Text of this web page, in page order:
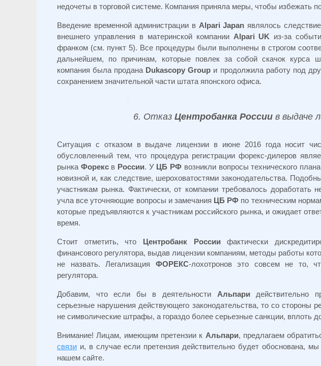
недочеты в торговой системе. Компания приняла меры, чтобы избежать
Введение временной администрации в Alpari Japan являлось
внешнего управления в материнской компании Alpari UK из-за
франком (см. пункт 5). Все процедуры были выполнены в строгом
дальнейшем, по причинам, которые повлек за собой скачок курса
компания была продана Dukascopy Group и продолжила работу под
сохранением значительной части штата японского офиса.
6. Отказ Центробанка Россиив выдаче
Ситуация с отказом в выдаче лицензии в июне 2016 года носит
обусловленный тем, что процедура регистрации форекс-дилеров
рынка Форексв России. У ЦБ РФ возникли вопросы технического
новизной и, как следствие, шероховатостями законодательства.
участникам рынка. Фактически, от компании требовалось доработать
учла все уточняющие вопросы и замечания ЦБ РФ по техническим
которые предъявляются к участникам российского рынка, и ожидает
время.
Стоит отметить, что Центробанк Россиифактически
финансового регулятора, выдав лицензии компаниям, методы работы
не назвать. Легализация ФОРЕКС-лохотронов это совсем не то,
регулятора.
Добавим, что если бы в деятельности Альпаридействительно
серьезные нарушения действующего законодательства, то со стороны
не символические штрафы, а гораздо более серьезные санкции, вплоть
Внимание! Лицам, имеющим претензии к Альпари, предлагаем
связи и, в случае если претензия действительно будет обоснована,
нашем сайте.